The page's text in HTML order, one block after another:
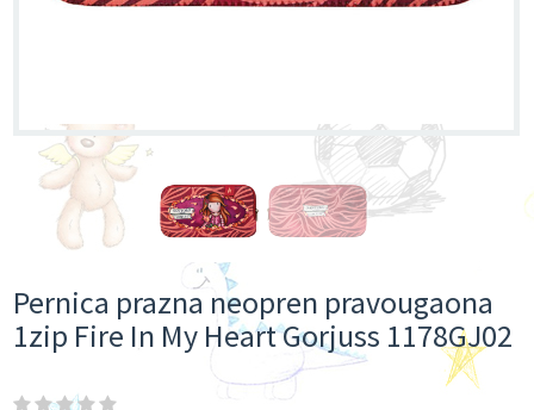
Pernica prazna neopren pravougaona
1zip Fire In My Heart Gorjuss 1178GJ02